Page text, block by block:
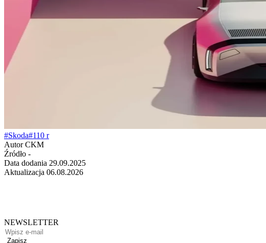
#Skoda#110 r
Autor CKM
Źródło -
Data dodania 29.09.2025
Aktualizacja 06.08.2026
NEWSLETTER
Zapisz